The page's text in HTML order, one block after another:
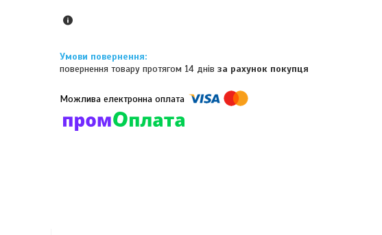
повернення товару протягом 14 днівза рахунок покупця